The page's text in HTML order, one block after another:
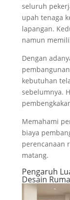
seluruh
upah tenaga
lapangan.
namun
Dengan
kebutuhan
sebelumnya.
Memahami
biaya
perencanaan
matang.
Pengaruh
Desain